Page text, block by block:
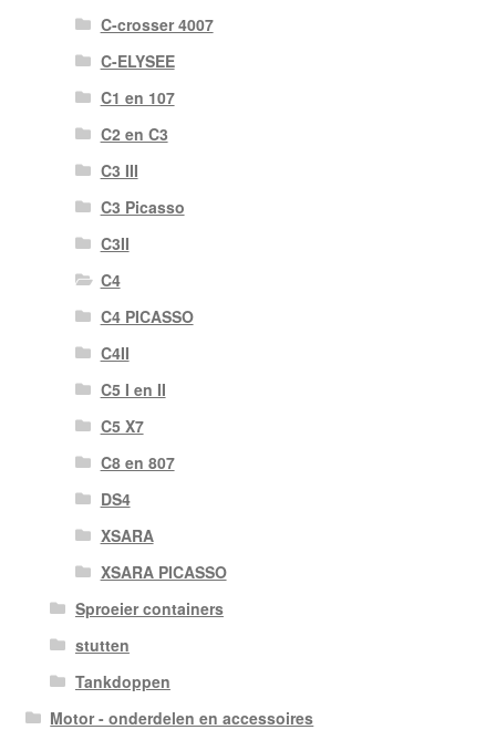
C-crosser 4007
C-ELYSEE
C1 en 107
C2 en C3
C3 III
C3 Picasso
C3II
C4
C4 PICASSO
C4II
C5 I en II
C5 X7
C8 en 807
DS4
XSARA
XSARA PICASSO
Sproeier containers
stutten
Tankdoppen
Motor - onderdelen en accessoires